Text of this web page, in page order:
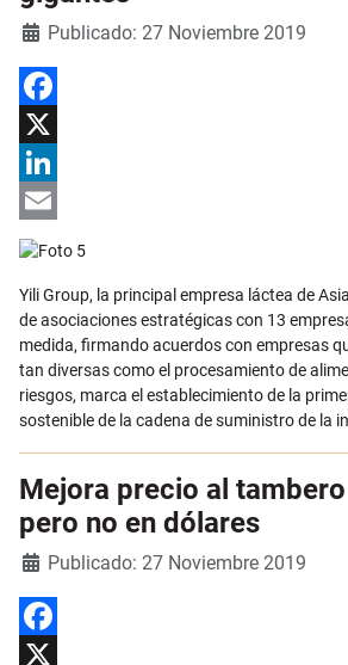
Detalles
Publicado: 27 Noviembre 2019
Facebook
X
LinkedIn
Email
Yili Group, la principal empresa láctea de
de asociaciones estratégicas con 13
medida, firmando acuerdos con empresas
tan diversas como el procesamiento de
riesgos, marca el establecimiento de la
sostenible de la cadena de suministro de la
Mejora precio al
pero no en dólares
Detalles
Publicado: 27 Noviembre 2019
Facebook